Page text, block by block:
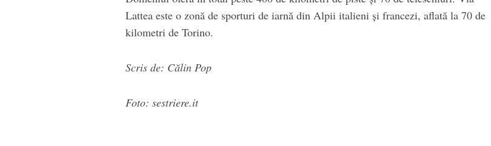
Lattea este o zonă de sporturi de iarnă din Alpii italieni și francezi, aflată la 70 de
kilometri de Torino.
Scris de: Călin Pop
Foto: sestriere.it